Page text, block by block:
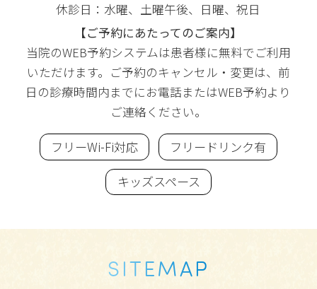
休診日：水曜、土曜午後、日曜、祝日
【ご予約にあたってのご案内】
当院のWEB予約システムは患者様に無料でご利用
いただけます。ご予約のキャンセル・変更は、前
日の診療時間内までにお電話またはWEB予約より
ご連絡ください。
フリーWi-Fi対応
フリードリンク有
キッズスペース
SITEMAP